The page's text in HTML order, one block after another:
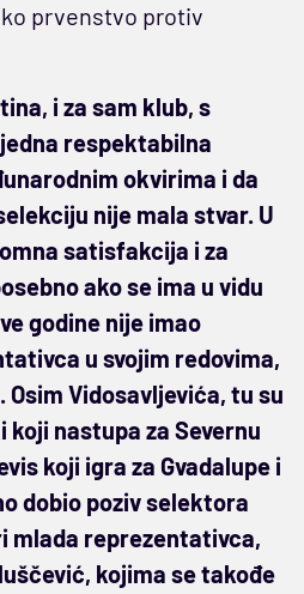
prvenstvo protiv
i za sam klub, s
respektabilna
okvirima i da
nije mala stvar. U
satisfakcija i za
ako se ima u vidu
godine nije imao
u svojim redovima,
Vidosavljevića, tu su
koji nastupa za Severnu
koji igra za Gvadalupe i
dobio poziv selektora
mlada reprezentativca,
kojima se takođe